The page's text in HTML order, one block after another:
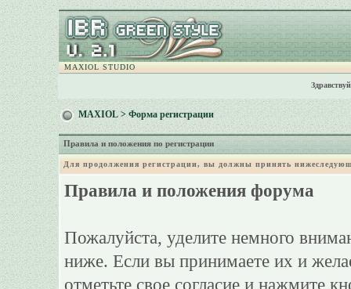
MAXIOL STUDIO
MAXIOL> Форма регистрации
Правила и положения по регистрации
Для продолжения регистрации, вы должны принять
Правила и положения форума
Пожалуйста, уделите немного
ниже. Если вы принимаете их и
отметьте свое согласие и нажмите